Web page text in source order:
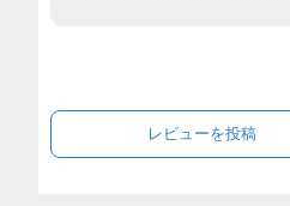
レビューを投稿